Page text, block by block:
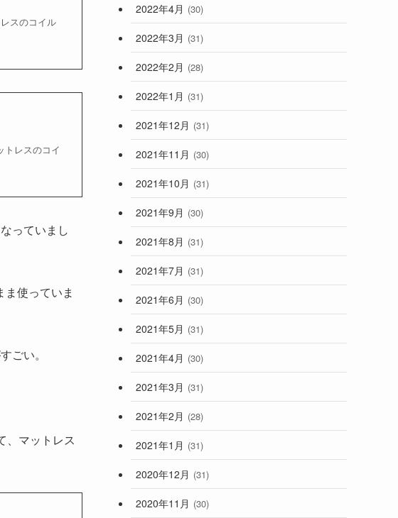
スのコイル
トレスのコイ
っていまし
使っていま
ごい。
、マットレス
2022年4月 (30)
2022年3月 (31)
2022年2月 (28)
2022年1月 (31)
2021年12月 (31)
2021年11月 (30)
2021年10月 (31)
2021年9月 (30)
2021年8月 (31)
2021年7月 (31)
2021年6月 (30)
2021年5月 (31)
2021年4月 (30)
2021年3月 (31)
2021年2月 (28)
2021年1月 (31)
2020年12月 (31)
2020年11月 (30)